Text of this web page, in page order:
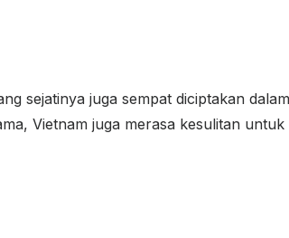
sejatinya juga sempat diciptakan
Vietnam juga merasa kesulitan